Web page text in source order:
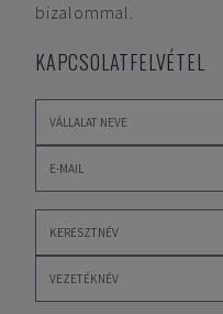
bizalommal.
KAPCSOLATFELVÉTEL